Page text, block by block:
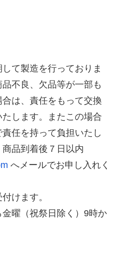
て製造を行っておりま
不良、欠品等が一部も
は、責任をもって交換
します。またこの場合
任を持って負担いたし
品到着後７日以内
へメールでお申し入れく
けます。
曜（祝祭日除く）9時か